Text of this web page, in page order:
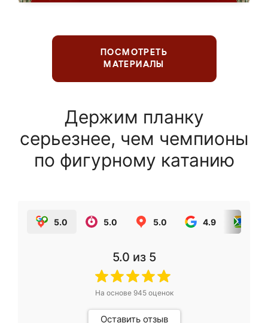
ПОСМОТРЕТЬ
МАТЕРИАЛЫ
Держим планку
серьезнее, чем чемпионы
по фигурному катанию
5.0 5.0 5.0 4.9
5.0 из 5
На основе 945оценок
Оставить отзыв